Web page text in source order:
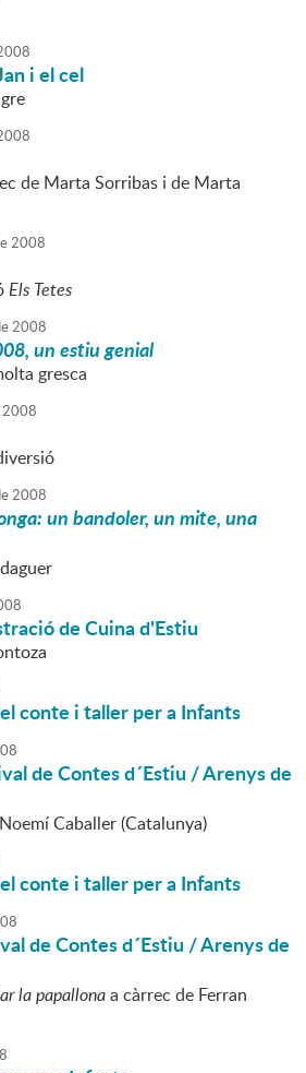
i el cel
de Marta Sorribas i de Marta
2008
Els Tetes
2008
un estiu genial
gresca
2008
2008
un bandoler, un mite, una
de Cuina d'Estiu
conte i taller per a Infants
de Contes d´Estiu / Arenys de
Caballer (Catalunya)
conte i taller per a Infants
de Contes d´Estiu / Arenys de
la papallonaa càrrec de Ferran